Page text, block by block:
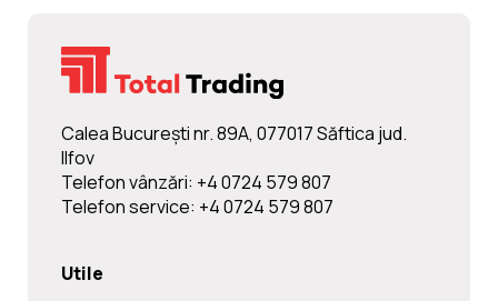
Calea Bucureşti nr. 89A, 077017 Săftica jud.
Ilfov
Telefon vânzări: +4 0724 579 807
Telefon service: +4 0724 579 807
Utile